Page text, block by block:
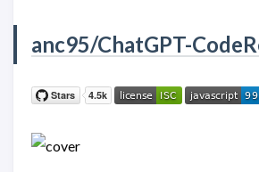
anc95/ChatGPT-